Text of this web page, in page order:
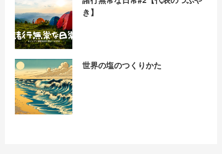
き】
世界の塩のつくりかた